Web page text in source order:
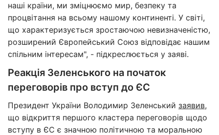
наші країни, ми зміцнюємо мир, безпеку та
процвітання на всьому нашому континенті. У світі,
що характеризується зростаючою невизначеністю,
розширений Європейський Союз відповідає нашим
спільним інтересам", - підкреслюється у заяві.
Реакція Зеленського на початок
переговорів про вступ до ЄС
Президент України Володимир Зеленський заявив,
що відкриття першого кластера переговорів щодо
вступу в ЄС є значною політичною та моральною